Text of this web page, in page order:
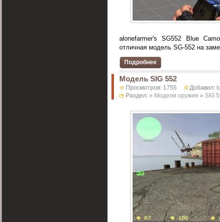
alonefarmer's SG552 Blue
отличная модель SG-552 на
Подробнее
Модель SIG 552
Просмотров: 1755 Добавил:
Раздел: » Модели оружия » SIG